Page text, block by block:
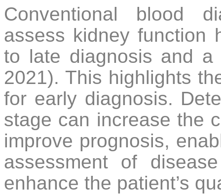
Conventional blood
assess kidney function
to late diagnosis and
2021). This highlights
for early diagnosis.
stage can increase the
improve prognosis,
assessment of
enhance the patient’s